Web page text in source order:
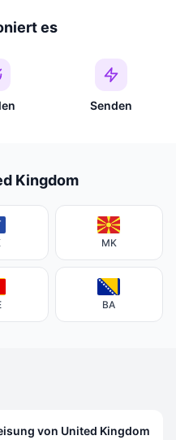
es
Senden
Kingdom
MK
BA
von United Kingdom